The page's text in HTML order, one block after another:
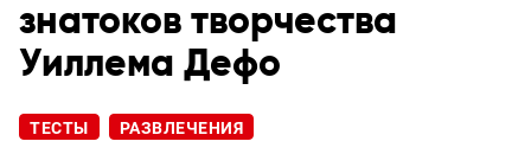
знатоков творчества
Уиллема Дефо
ТЕСТЫ РАЗВЛЕЧЕНИЯ